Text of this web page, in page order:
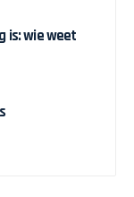
is: wie weet